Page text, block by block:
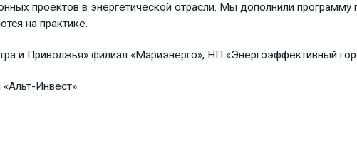
проектов в энергетической отрасли. Мы дополнили
на практике.
и Приволжья» филиал «Мариэнерго», НП «Энергоэффективный
Инвест».